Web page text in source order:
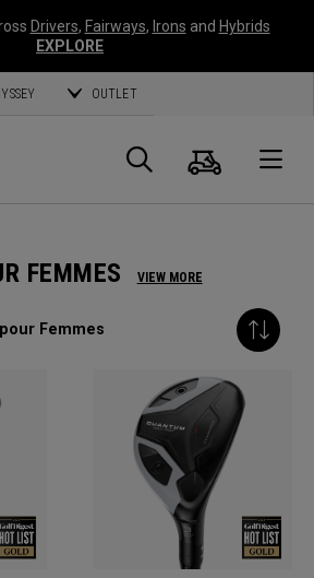
Drivers, Fairways, Irons and Hybrids
EXPLORE
OUTLET
Panier
FEMMES VIEW MORE
Femmes